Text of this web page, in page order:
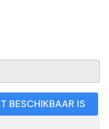
BESCHIKBAAR IS